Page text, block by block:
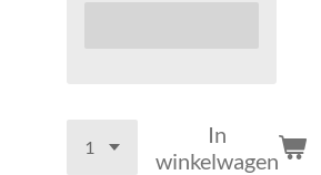
In
winkelwagen